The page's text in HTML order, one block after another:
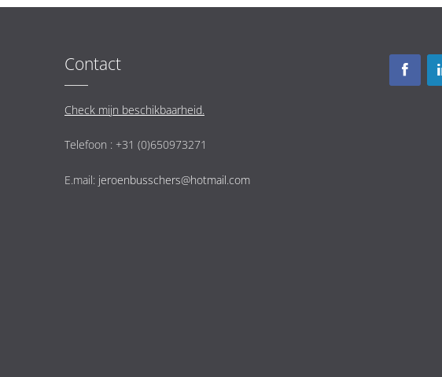
Contact
Check mijn beschikbaarheid.
Telefoon : +31 (0)650973271
E.mail: jeroenbusschers@hotmail.com